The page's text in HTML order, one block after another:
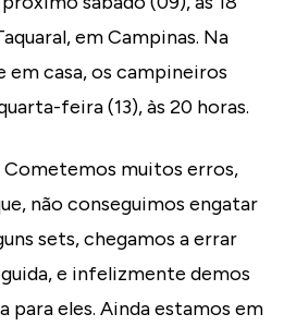
em Campinas. Na
em casa, os campineiros
feira (13), às 20 horas.
Cometemos muitos erros,
não conseguimos engatar
sets, chegamos a errar
e infelizmente demos
para eles. Ainda estamos em